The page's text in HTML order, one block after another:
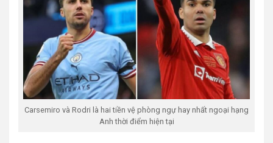
Carsemiro và Rodri là hai tiền vệ phòng ngự hay nhất ngoại hạng
Anh thời điểm hiện tại